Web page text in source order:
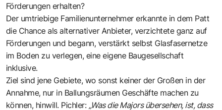
Förderungen erhalten?
Der umtriebige Familienunternehmer erkannte in dem Patt
die Chance als alternativer Anbieter, verzichtete ganz auf
Förderungen und begann, verstärkt selbst Glasfasernetze
im Boden zu verlegen, eine eigene Baugesellschaft
inklusive.
Ziel sind jene Gebiete, wo sonst keiner der Großen in der
Annahme, nur in Ballungsräumen Geschäfte machen zu
können, hinwill. Pichler: „Was die Majors übersehen, ist, dass